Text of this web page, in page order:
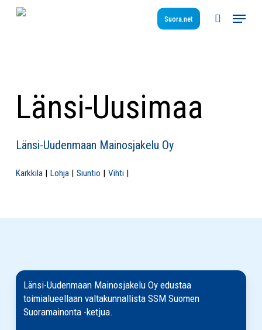
Suora.net
search
Menu
Länsi-Uusimaa
Länsi-Uudenmaan Mainosjakelu Oy
Karkkila Lohja Siuntio Vihti
Länsi-Uudenmaan Mainosjakelu Oy edustaa
toimialueellaan valtakunnallista SSM Suomen
Suoramainonta -ketjua.